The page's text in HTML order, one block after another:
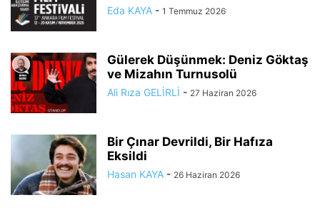
Eda KAYA - 1 Temmuz 2026
Gülerek Düşünmek: Deniz Göktaş
ve Mizahın Turnusolü
Ali Rıza GELİRLİ - 27 Haziran 2026
Bir Çınar Devrildi, Bir Hafıza
Eksildi
Hasan KAYA - 26 Haziran 2026